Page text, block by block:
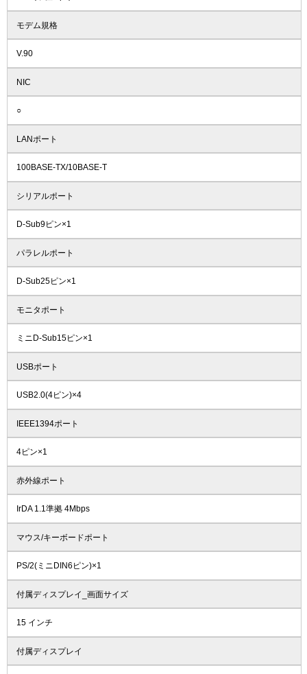
モデム規格
V.90
NIC
○
LANポート
100BASE-TX/10BASE-T
シリアルポート
D-Sub9ピン×1
パラレルポート
D-Sub25ピン×1
モニタポート
ミニD-Sub15ピン×1
USBポート
USB2.0(4ピン)×4
IEEE1394ポート
4ピン×1
赤外線ポート
IrDA 1.1準拠 4Mbps
マウス/キーボードポート
PS/2(ミニDIN6ピン)×1
付属ディスプレイ_画面サイズ
15 インチ
付属ディスプレイ